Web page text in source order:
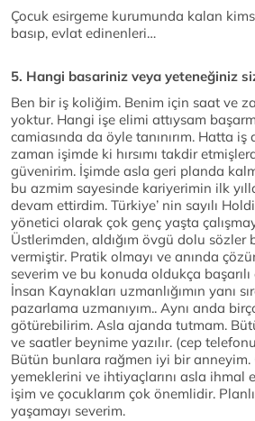
Çocuk esirgeme kurumunda kalan
basıp, evlat edinenleri…
5. Hangi basariniz veya yeteneğiniz
Ben bir iş koliğim. Benim için saat ve
yoktur. Hangi işe elimi attıysam
camiasında da öyle tanınırım. Hatta iş
zaman işimde ki hırsımı takdir
güvenirim. İşimde asla geri planda
bu azmim sayesinde kariyerimin ilk
devam ettirdim. Türkiye’ nin sayılı
yönetici olarak çok genç yaşta
Üstlerimden, aldığım övgü dolu sözler
vermiştir. Pratik olmayı ve anında
severim ve bu konuda oldukça
İnsan Kaynakları uzmanlığımın yanı
pazarlama uzmanıyım.. Aynı anda
götürebilirim. Asla ajanda tutmam.
ve saatler beynime yazılır. (cep
Bütün bunlara rağmen iyi bir anneyim.
yemeklerini ve ihtiyaçlarını asla ihmal
işim ve çocuklarım çok önemlidir.
yaşamayı severim.